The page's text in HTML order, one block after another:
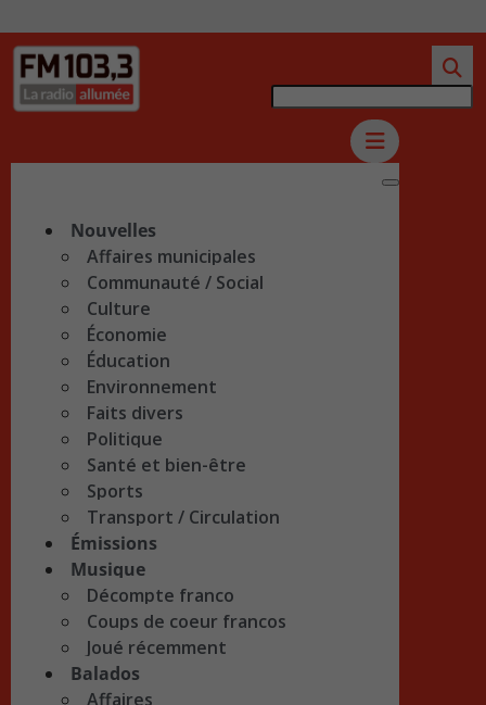
Nouvelles
Affaires municipales
Communauté / Social
Culture
Économie
Éducation
Environnement
Faits divers
Politique
Santé et bien-être
Sports
Transport / Circulation
Émissions
Musique
Décompte franco
Coups de coeur francos
Joué récemment
Balados
Affaires